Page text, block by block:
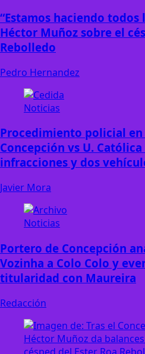
“Estamos haciendo todos
Héctor Muñoz sobre el
Rebolledo
Pedro Hernandez
Noticias
Procedimiento policial
Concepción vs U.
infracciones y dos
Javier Mora
Noticias
Portero de Concepción
Vozinha a Colo Colo y
titularidad con Maureira
Redacción